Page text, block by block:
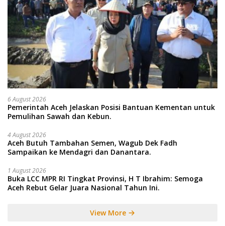
6 August 2026
Pemerintah Aceh Jelaskan Posisi Bantuan Kementan untuk
Pemulihan Sawah dan Kebun.
4 August 2026
Aceh Butuh Tambahan Semen, Wagub Dek Fadh
Sampaikan ke Mendagri dan Danantara.
1 August 2026
Buka LCC MPR RI Tingkat Provinsi, H T Ibrahim: Semoga
Aceh Rebut Gelar Juara Nasional Tahun Ini.
View More